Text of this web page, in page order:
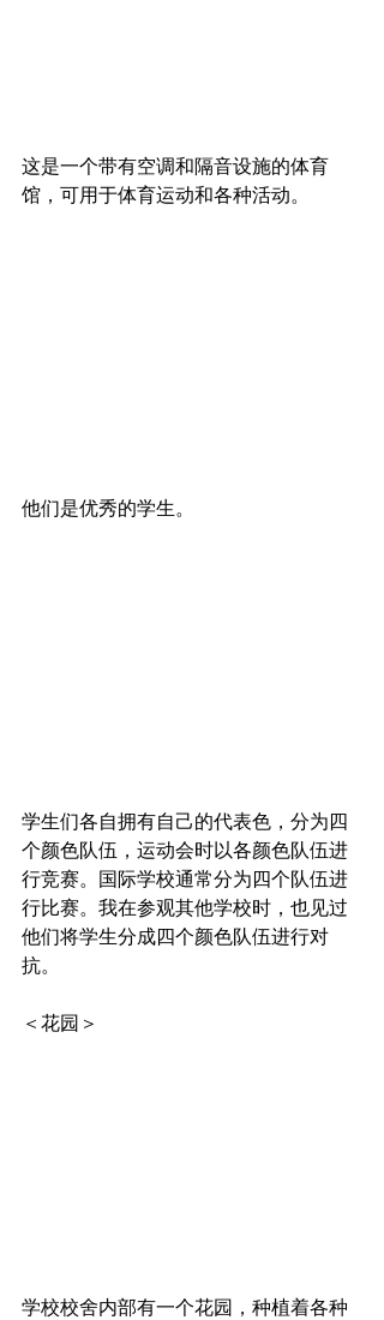
这是一个带有空调和隔音设施的体育
馆，可用于体育运动和各种活动。
他们是优秀的学生。
学生们各自拥有自己的代表色，分为四
个颜色队伍，运动会时以各颜色队伍进
行竞赛。国际学校通常分为四个队伍进
行比赛。我在参观其他学校时，也见过
他们将学生分成四个颜色队伍进行对
抗。
＜花园＞
学校校舍内部有一个花园，种植着各种